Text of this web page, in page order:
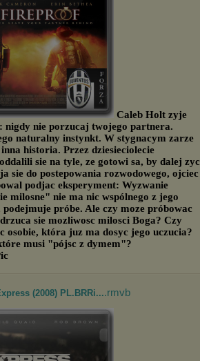
Caleb Holt zyje
nigdy nie porzucaj twojego partnera.
naturalny instynkt. W stygnacym zarze
historia. Przez dziesieciolecie
sie na tyle, ze gotowi sa, by dalej zyc
sie do postepowania rozwodowego, ojciec
podjac eksperyment: Wyzwanie
milosne" nie ma nic wspólnego z jego
próbe. Ale czy moze próbowac
sie mozliwosc milosci Boga? Czy
osobie, która juz ma dosyc jego uczucia?
musi "pójsc z dymem"?
(2008) PL.BRRi....rmvb